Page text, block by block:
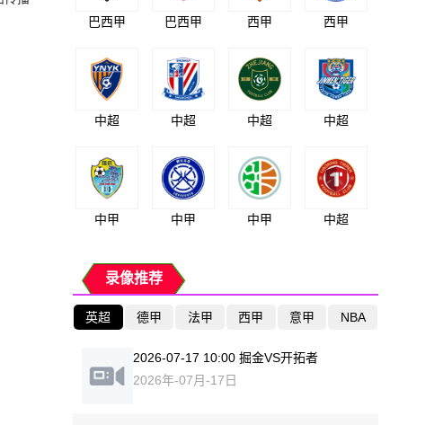
巴西甲 巴西甲 西甲 西甲
中超 中超 中超 中超
中甲 中甲 中甲 中超
录像推荐
英超 德甲 法甲 西甲 意甲 NBA
2026-07-17 10:00 掘金VS开拓者
2026年-07月-17日